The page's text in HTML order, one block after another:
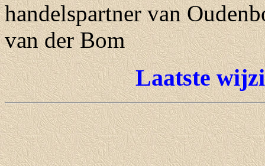
handelspartner van
van der Bom
Laatste